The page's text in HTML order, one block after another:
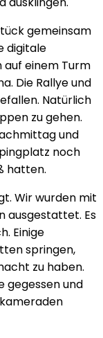
gemeinsam
digitale
einem Turm
Die Rallye und
Natürlich
zu gehen.
und
noch
hatten.
Wir wurden mit
ausgestattet. Es
Einige
springen,
zu haben.
gegessen und